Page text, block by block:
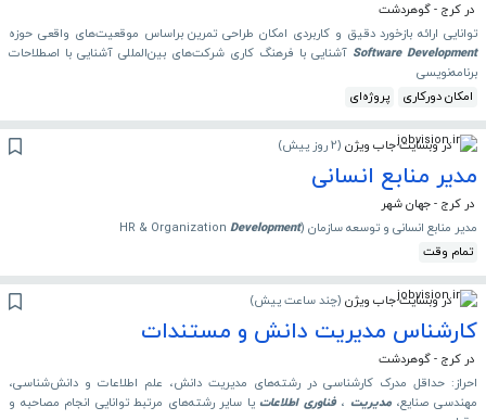
در کرج - گوهردشت
توانایی ارائه بازخورد دقیق و کاربردی امکان طراحی تمرین براساس موقعیت‌های واقعی حوزه
Software Development
آشنایی با فرهنگ کاری شرکت‌های بین‌المللی آشنایی با اصطلاحات
برنامه‌نویسی
امکان دورکاری
پروژه‌ای
در وبسایت جاب ویژن (2 روز پیش )
مدیر منابع انسانی
در کرج - جهان شهر
مدیر منابع انسانی و توسعه سازمان (HR & OrganizationDevelopment
تمام وقت
در وبسایت جاب ویژن (چند ساعت پیش)
کارشناس مدیریت دانش و مستندات
در کرج - گوهردشت
احراز: حداقل مدرک کارشناسی در رشته‌های مدیریت دانش، علم اطلاعات و دانش‌شناسی،
مهندسی صنایع،مدیریت ،فناوری اطلاعاتیا سایر رشته‌های مرتبط توانایی انجام مصاحبه و